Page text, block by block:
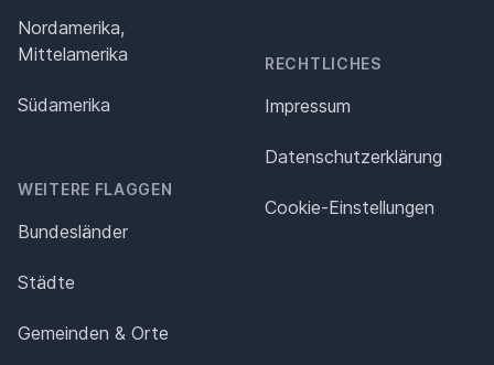
Nordamerika,
Mittelamerika
Südamerika
WEITERE FLAGGEN
Bundesländer
Städte
Gemeinden & Orte
RECHTLICHES
Impressum
Datenschutz­erklärung
Cookie-Einstellungen